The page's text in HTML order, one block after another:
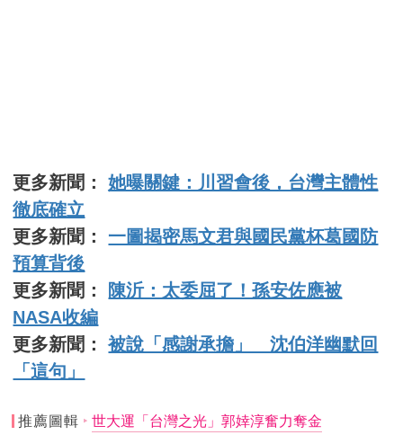
更多新聞：她曝關鍵：川習會後，台灣主體性
徹底確立
更多新聞： 一圖揭密馬文君與國民黨杯葛國防
預算背後
更多新聞：
陳沂：太委屈了！孫安佐應被
NASA收編
更多新聞：被說「感謝承擔」 沈伯洋幽默回
「這句」
推薦圖輯 世大運「台灣之光」郭婞淳奮力奪金